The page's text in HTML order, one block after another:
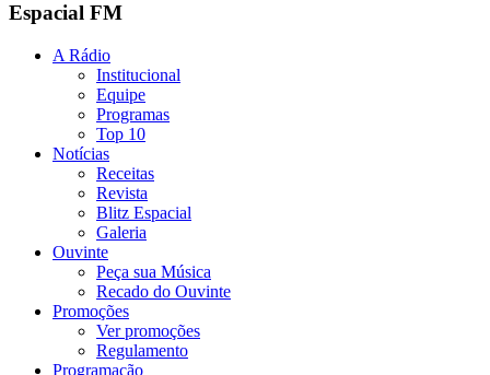
Espacial FM
A Rádio
Institucional
Equipe
Programas
Top 10
Notícias
Receitas
Revista
Blitz Espacial
Galeria
Ouvinte
Peça sua Música
Recado do Ouvinte
Promoções
Ver promoções
Regulamento
Programação